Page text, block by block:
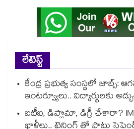
లేటెస్ట్
కేంద్ర ప్రభుత్వ సంస్థలో జాబ్స్:
ఇంటర్వ్యూలు.. విద్యార్థులకు
ఐటీఐ, డిప్లొమా, డిగ్రీ చేశారా?